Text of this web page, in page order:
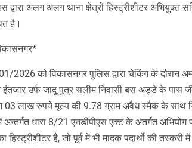
द्वारा अलग अलग थाना क्षेत्रों हिस्ट्रीशीटर अभियुक्त
है।
2026 को विकासनगर पुलिस द्वारा चेकिंग के दौरान
उर्फ जादू पुत्र सलीम निवासी बस अड्डे के पास
03 लाख रुपये मूल्य की 9.78 ग्राम अवैध स्मैक के साथ
अन्तर्गत धारा 8/21 एनडीपीएस एक्ट के अंतर्गत
हिस्ट्रीशीटर है, जो पूर्व में भी मादक पदार्थो की